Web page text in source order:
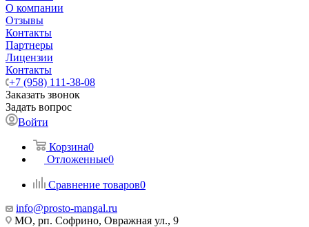
О компании
Отзывы
Контакты
Партнеры
Лицензии
Контакты
+7 (958) 111-38-08
Заказать звонок
Задать вопрос
Войти
Корзина0
Отложенные0
Сравнение товаров0
info@prosto-mangal.ru
МО, рп. Софрино, Овражная ул., 9